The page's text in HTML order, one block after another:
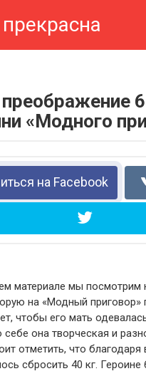
«Модного
на Facebook
материале мы посмотрим
на «Модный приговор»
чтобы его мать
она творческая и
отметить, что благодаря
сбросить 40 кг. Героине